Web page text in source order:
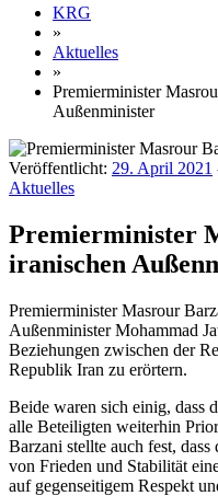
KRG
»
Aktuelles
»
Premierminister
Außenminister
Veröffentlicht: 29. April 2021
Aktuelles
Premierminister
iranischen
Premierminister Masrour
Außenminister Mohammad
Beziehungen zwischen der
Republik Iran zu erörtern.
Beide waren sich einig, dass
alle Beteiligten weiterhin
Barzani stellte auch fest,
von Frieden und Stabilität
auf gegenseitigem Respekt